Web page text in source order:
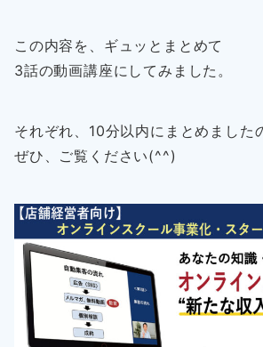
この内容を、ギュッとまとめて
3話の動画講座にしてみました。
それぞれ、10分以内にまとめました
ぜひ、ご覧ください(^^)